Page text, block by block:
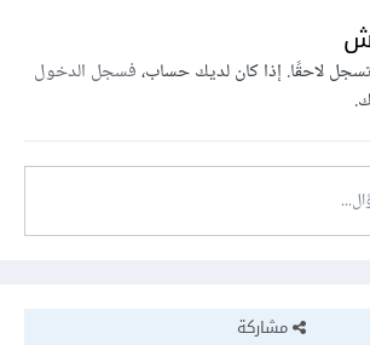
لاحقًا. إذا كان لديك حساب،فسجل الدخول
مشاركة